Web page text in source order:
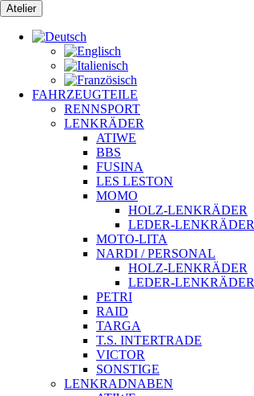
Zum
Inhalt
springen
Atelier
FAHRZEUGTEILE
RENNSPORT
LENKRÄDER
ATIWE
BBS
FUSINA
LES LESTON
MOMO
HOLZ-LENKRÄDER
LEDER-LENKRÄDER
MOTO-LITA
NARDI / PERSONAL
HOLZ-LENKRÄDER
LEDER-LENKRÄDER
PETRI
RAID
TARGA
T.S. INTERTRADE
VICTOR
SONSTIGE
LENKRADNABEN